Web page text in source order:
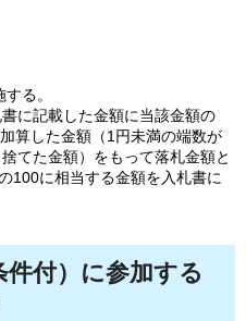
る。
に記載した金額に当該金額の
算した金額（1円未満の端数が
てた金額）をもって落札金額と
100に相当する金額を入札書に
件付）に参加する